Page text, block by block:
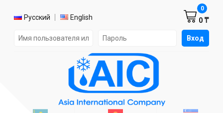
Выбор языка
Русский English
Форма авторизации на сайте Вход
0 ₸
0